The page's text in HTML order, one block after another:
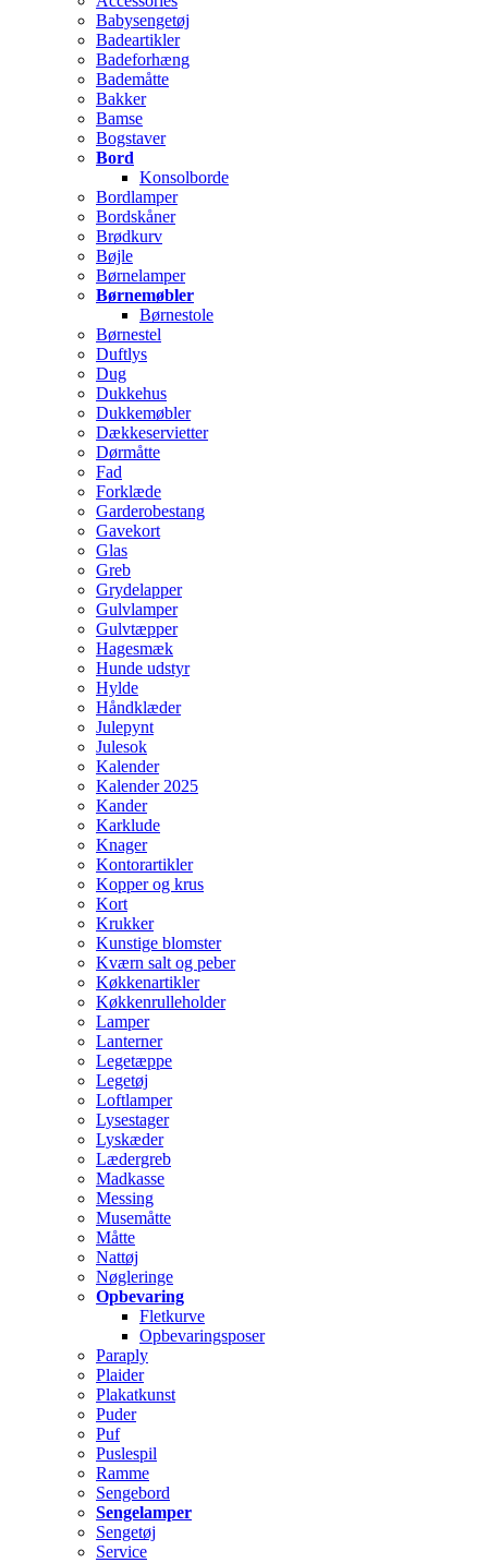
Babysengetøj
Badeartikler
Badeforhæng
Bademåtte
Bakker
Bamse
Bogstaver
Bord
Konsolborde
Bordlamper
Bordskåner
Brødkurv
Bøjle
Børnelamper
Børnemøbler
Børnestole
Børnestel
Duftlys
Dug
Dukkehus
Dukkemøbler
Dækkeservietter
Dørmåtte
Fad
Forklæde
Garderobestang
Gavekort
Glas
Greb
Grydelapper
Gulvlamper
Gulvtæpper
Hagesmæk
Hunde udstyr
Hylde
Håndklæder
Julepynt
Julesok
Kalender
Kalender 2025
Kander
Karklude
Knager
Kontorartikler
Kopper og krus
Kort
Krukker
Kunstige blomster
Kværn salt og peber
Køkkenartikler
Køkkenrulleholder
Lamper
Lanterner
Legetæppe
Legetøj
Loftlamper
Lysestager
Lyskæder
Lædergreb
Madkasse
Messing
Musemåtte
Måtte
Nattøj
Nøgleringe
Opbevaring
Fletkurve
Opbevaringsposer
Paraply
Plaider
Plakatkunst
Puder
Puf
Puslespil
Ramme
Sengebord
Sengelamper
Sengetøj
Service